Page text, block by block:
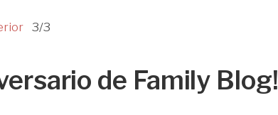
3/3
de Family Blog!